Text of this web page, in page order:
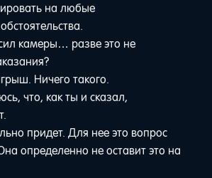
на любые
камеры… разве это не
Ничего такого.
что, как ты и сказал,
придет. Для нее это вопрос
определенно не оставит это на